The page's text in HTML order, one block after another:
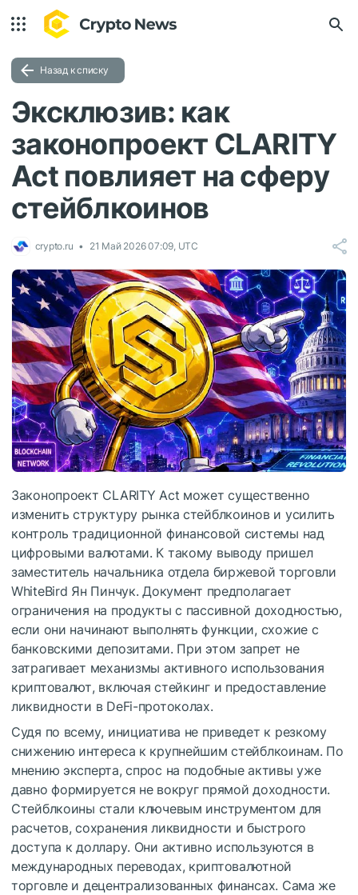
Назад к списку
Эксклюзив: как
законопроект CLARITY
Act повлияет на сферу
стейблкоинов
crypto.ru 21 Май 2026 07:09, UTC
Законопроект CLARITY Act может существенно
изменить структуру рынка стейблкоинов и усилить
контроль традиционной финансовой системы над
цифровыми валютами. К такому выводу пришел
заместитель начальника отдела биржевой торговли
WhiteBird Ян Пинчук. Документ предполагает
ограничения на продукты с пассивной доходностью,
если они начинают выполнять функции, схожие с
банковскими депозитами. При этом запрет не
затрагивает механизмы активного использования
криптовалют, включая стейкинг и предоставление
ликвидности в DeFi-протоколах.
Судя по всему, инициатива не приведет к резкому
снижению интереса к крупнейшим стейблкоинам. По
мнению эксперта, спрос на подобные активы уже
давно формируется не вокруг прямой доходности.
Стейблкоины стали ключевым инструментом для
расчетов, сохранения ликвидности и быстрого
доступа к доллару. Они активно используются в
международных переводах, криптовалютной
торговле и децентрализованных финансах. Сама же